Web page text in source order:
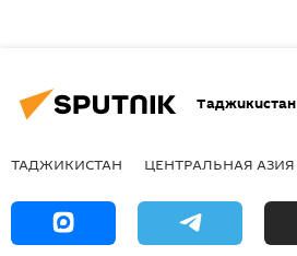
Таджикистан
ТАДЖИКИСТАН ЦЕНТРАЛЬНАЯ АЗИЯ